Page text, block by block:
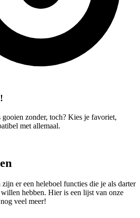
gooien zonder, toch? Kies je favoriet,
met allemaal.
er een heleboel functies die je als darter
hebben. Hier is een lijst van onze
veel meer!